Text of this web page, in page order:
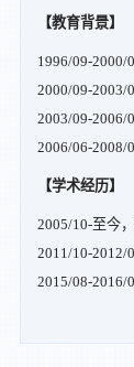
【教育背景】
1996/09-
2000/09-2003/
2003/09-2006/
2006/06-2008/
【学术经历】
2005/10-至今
2011/10-2012/
2015/08-2016/